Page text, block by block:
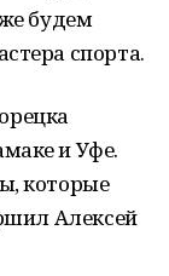
будем
спорта.
и Уфе.
которые
Алексей